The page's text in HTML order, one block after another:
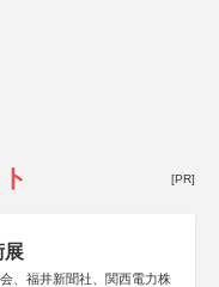
[PR]
展
、福井新聞社、関西電力株